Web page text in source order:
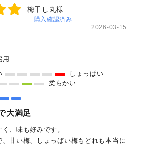
梅干し丸様
購入確認済み
2026-03-15
用
しょっぱい
柔らかい
大満足
、味も好みです。
、甘い梅、しょっぱい梅もどれも本当に